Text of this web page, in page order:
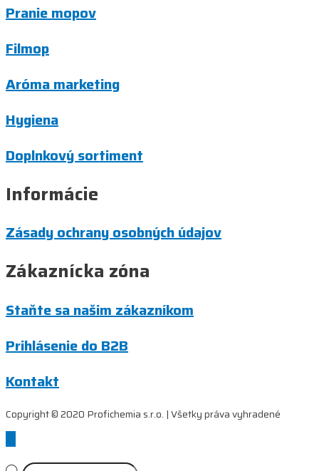
Pranie mopov
Filmop
Aróma marketing
Hygiena
Doplnkový sortiment
Informácie
Zásady ochrany osobných údajov
Zákaznícka zóna
Staňte sa našim zákazníkom
Prihlásenie do B2B
Kontakt
Copyright © 2020 Profichemia s.r.o. | Všetky práva vyhradené